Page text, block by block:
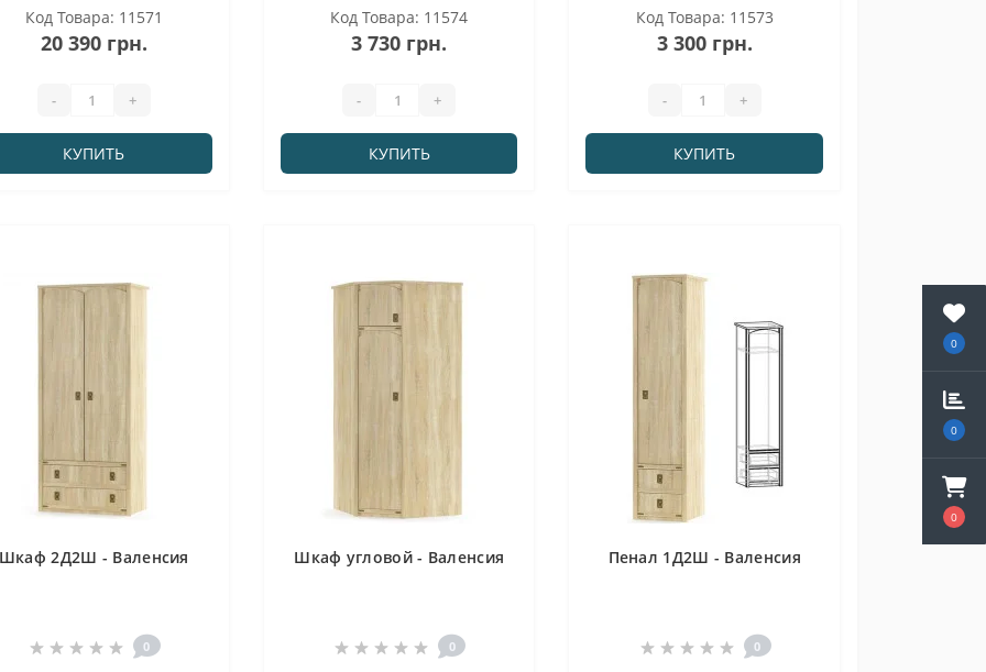
0
0
0
Код Товара: 11571
20 390 грн.
- +
КУПИТЬ
Код Товара: 11574
3 730 грн.
- +
КУПИТЬ
Код Товара: 11573
3 300 грн.
- +
КУПИТЬ
Шкаф 2Д2Ш - Валенсия
0
Шкаф угловой - Валенсия
0
Пенал 1Д2Ш - Валенсия
0